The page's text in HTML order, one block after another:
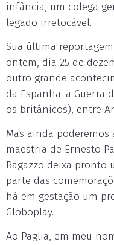
infância, um colega
legado irretocável.
Sua última
ontem, dia 25 de
outro grande
da Espanha: a Guerra
os britânicos), entre
Mas ainda
maestria de Ernesto
Ragazzo deixa pronto
parte das
há em gestação um
Globoplay.
Ao Paglia, em meu